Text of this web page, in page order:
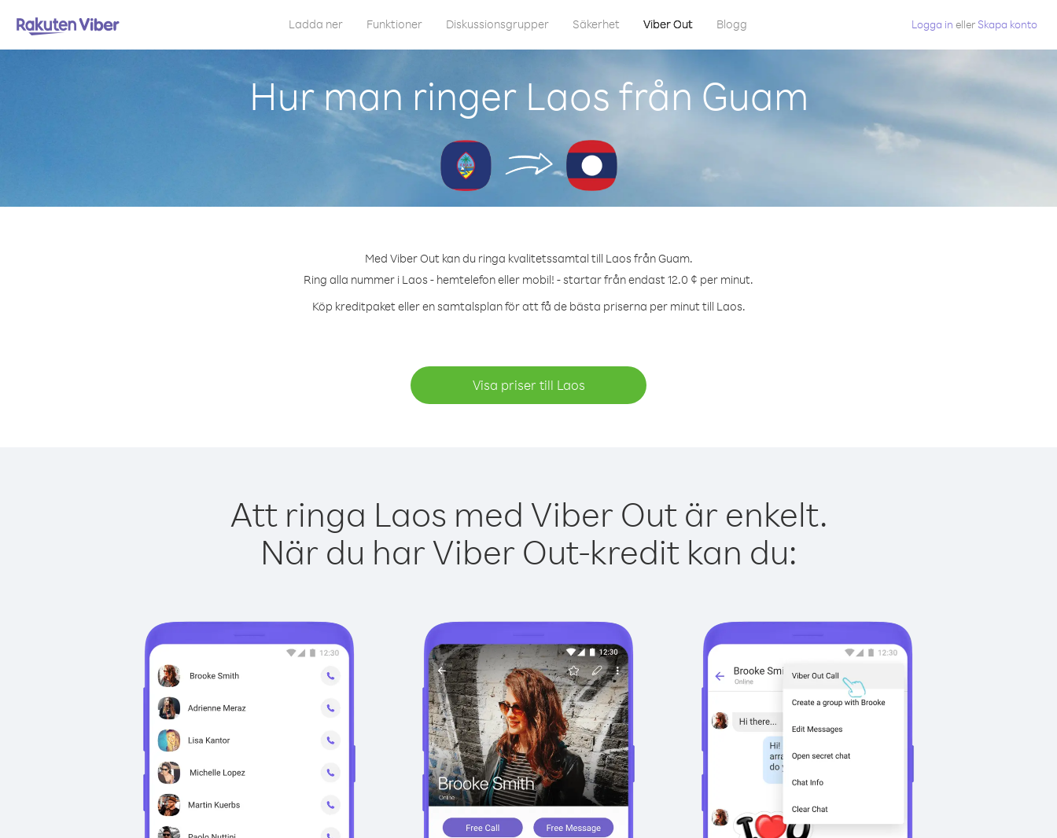
Ladda ner Funktioner Diskussionsgrupper Säkerhet Viber Out Blogg Logga in eller Skapa konto
Hur man ringer Laos från Guam
Med Viber Out kan du ringa kvalitetssamtal till Laos från Guam.
Ring alla nummer i Laos - hemtelefon eller mobil! - startar från endast 12.0 ¢ per minut.
Köp kreditpaket eller en samtalsplan för att få de bästa priserna per minut till Laos.
Visa priser till Laos
Att ringa Laos med Viber Out är enkelt.
När du har Viber Out-kredit kan du: